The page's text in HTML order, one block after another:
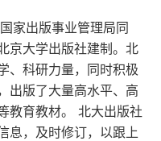
事件初探
波士顿与城市时代的
家出版事业管理局同
京大学出版社建制。北
、科研力量，同时积极
出版了大量高水平、高
教育教材。 北大出版社
息，及时修订，以跟上